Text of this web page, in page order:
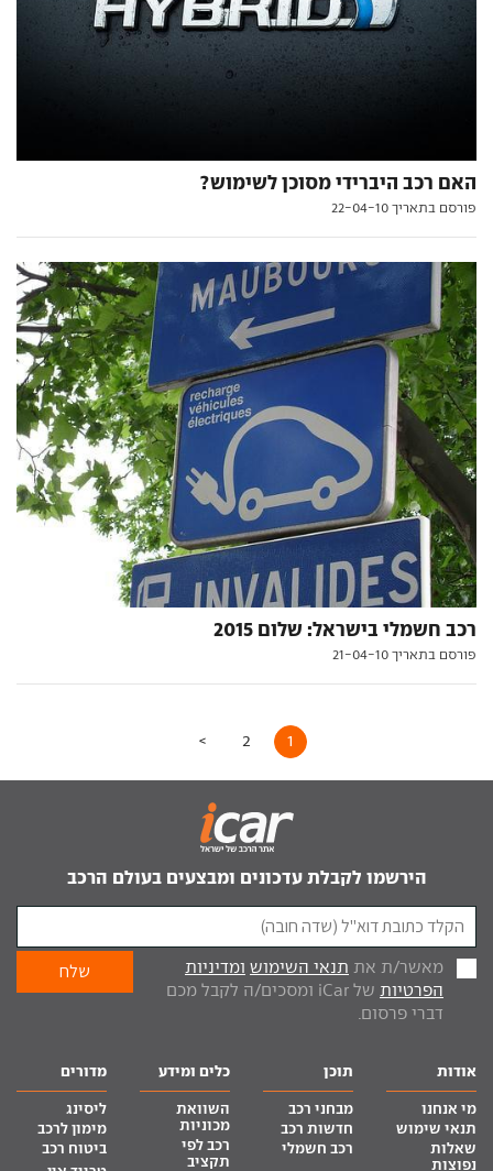
האם רכב היברידי מסוכן לשימוש?
פורסם בתאריך 22-04-10
רכב חשמלי בישראל: שלום 2015
פורסם בתאריך 21-04-10
1
2
>
הירשמו לקבלת עדכונים ומבצעים בעולם הרכב
מאשר/ת את תנאי השימוש ומדיניות
הפרטיות
של iCar ומסכים/ה לקבל מכם
דברי פרסום.
אודות
מי אנחנו
תנאי שימוש
שאלות
נפוצות
תוכן
מבחני רכב
חדשות רכב
רכב חשמלי
כלים ומידע
השוואת
מכוניות
רכב לפי
תקציב
מדורים
ליסינג
מימון לרכב
ביטוח רכב